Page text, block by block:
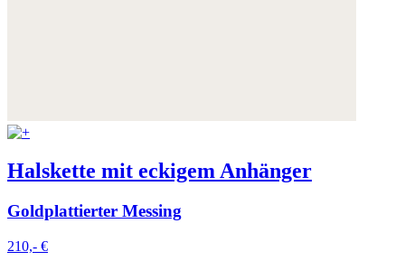
Halskette mit eckigem Anhänger
Goldplattierter Messing
210,- €